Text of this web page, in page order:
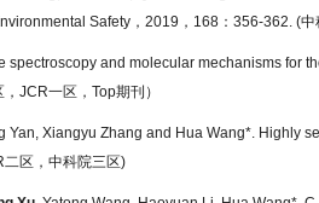
Safety ， 2019 ， 168 ： 356-362. (中
spectroscopy and molecular mechanisms for
JCR一区， Top期刊）
Yan, Xiangyu Zhang and Hua Wang*. Highly
二区，中科院三区)